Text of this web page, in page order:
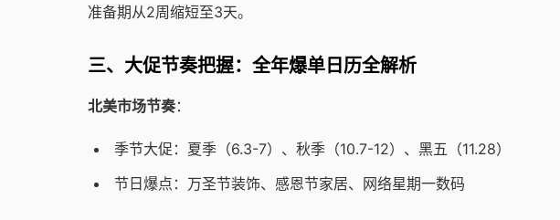
准备期从2周缩短至3天。
三、大促节奏把握：全年爆单日历全解析
北美市场节奏：
季节大促：夏季（6.3-7）、秋季（10.7-12）、黑五（11.28）
节日爆点：万圣节装饰、感恩节家居、网络星期一数码